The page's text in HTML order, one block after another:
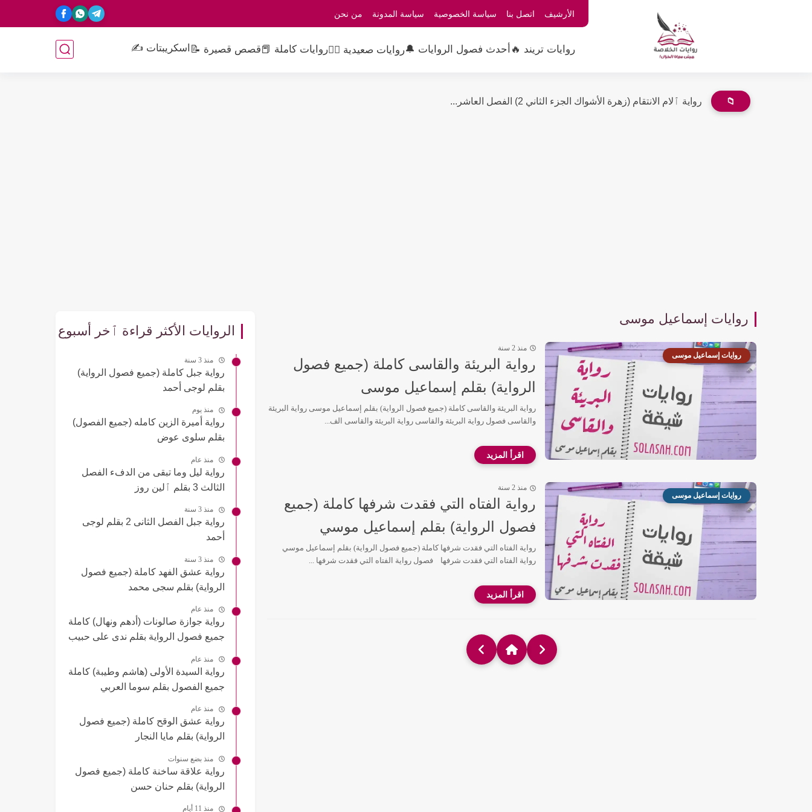
الأرشيف اتصل بنا سياسة الخصوصية سياسة المدونة من نحن
روايات تريند 🔥 أحدث فصول الروايات 🔔روايات صعيدية 👳‍♂️روايات كاملة 📕قصص قصيرة 📝 اسكريبتات ✍️
📁 رواية ٱلام الانتقام (زهرة الأشواك الجزء الثاني 2) الفصل العاشر...
روايات إسماعيل موسى
روايات إسماعيل موسى
منذ 2 سنة
رواية البريئة والقاسى كاملة (جميع فصول
الرواية) بقلم إسماعيل موسى
رواية البريئة والقاسى كاملة (جميع فصول الرواية) بقلم إسماعيل موسى رواية البريئة
والقاسى فصول رواية البريئة والقاسى رواية البريئة والقاسى الف...
روايات إسماعيل موسى
منذ 2 سنة
رواية الفتاه التي فقدت شرفها كاملة (جميع
فصول الرواية) بقلم إسماعيل موسي
رواية الفتاه التي فقدت شرفها كاملة (جميع فصول الرواية) بقلم إسماعيل موسي
رواية الفتاه التي فقدت شرفها فصول رواية الفتاه التي فقدت شرفها ...
الروايات الأكثر قراءة ٱخر أسبوع
منذ 3 سنة
رواية جبل كاملة (جميع فصول الرواية)
بقلم لوجى أحمد
منذ يوم
رواية أميرة الزين كامله (جميع الفصول)
بقلم سلوى عوض
منذ عام
رواية ليل وما تبقى من الدفء الفصل
الثالث 3 بقلم ٱلين روز
منذ 3 سنة
رواية جبل الفصل الثانى 2 بقلم لوجى
أحمد
منذ 3 سنة
رواية عشق الفهد كاملة (جميع فصول
الرواية) بقلم سجى محمد
منذ عام
رواية جوازة صالونات (أدهم ونهال) كاملة
جميع فصول الرواية بقلم ندى على حبيب
منذ عام
رواية السيدة الأولى (هاشم وطيبة) كاملة
جميع الفصول بقلم سوما العربي
منذ عام
رواية عشق الوقح كاملة (جميع فصول
الرواية) بقلم مايا النجار
منذ بضع سنوات
رواية علاقة ساخنة كاملة (جميع فصول
الرواية) بقلم حنان حسن
منذ 11 أيام